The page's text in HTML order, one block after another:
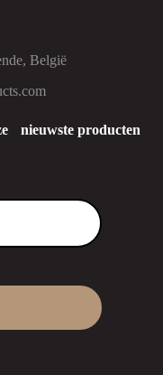
nieuwste producten
België